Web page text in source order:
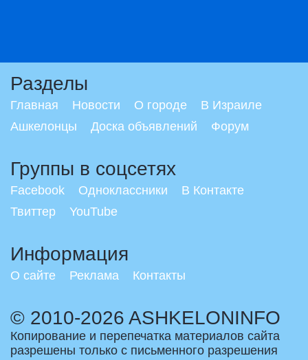
Разделы
Главная Новости О городе
В Израиле
Ашкелонцы
Доска объявлений Форум
Группы в соцсетях
Facebook Одноклассники
В Контакте
Твиттер
YouTube
Информация
О сайте Реклама Контакты
© 2010-2026 ASHKELONINFO
Копирование и перепечатка материалов сайта
разрешены только с письменного разрешения